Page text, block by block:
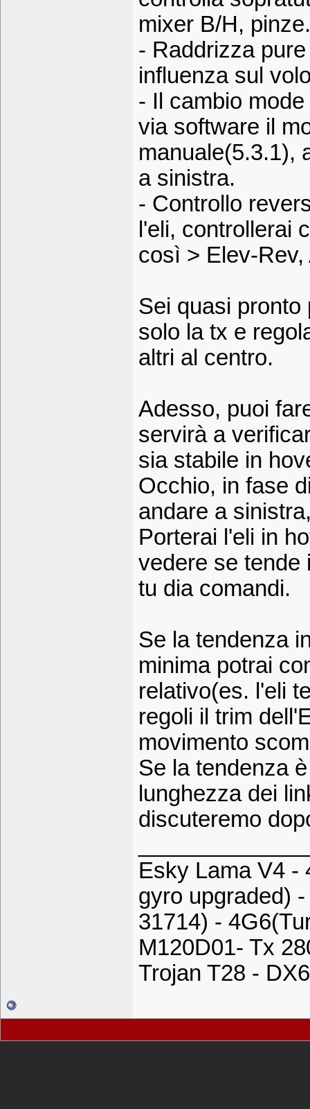
mixer B/H,
- Raddrizza
influenza sul
- Il cambio
via software il
manuale(5.3.1),
a sinistra.
- Controllo
l'eli, controllerai
così > Elev-Rev,
Sei quasi pronto
solo la tx e
altri al centro.
Adesso, puoi
servirà a
sia stabile in
Occhio, in fase
andare a
Porterai l'eli in
vedere se tende
tu dia comandi.
Se la tendenza
minima potrai
relativo(es. l'eli
regoli il trim
movimento
Se la tendenza
lunghezza dei
discuteremo
Esky Lama V4 -
gyro upgraded)
31714) -
M120D01- Tx
Trojan T28 -